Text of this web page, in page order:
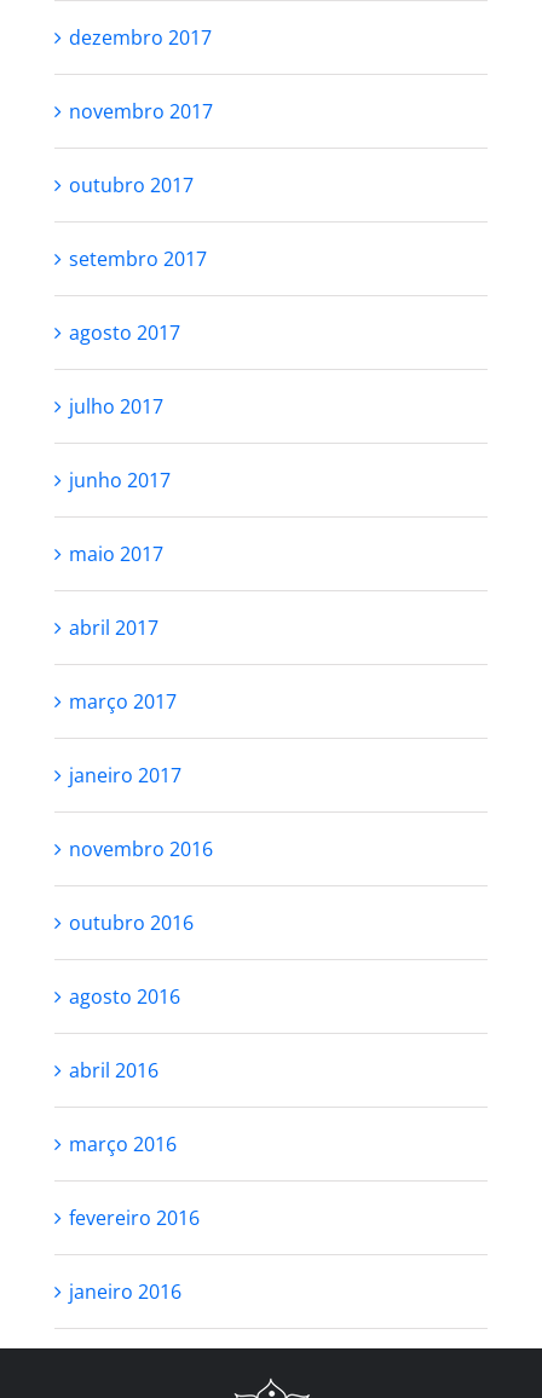
dezembro 2017
novembro 2017
outubro 2017
setembro 2017
agosto 2017
julho 2017
junho 2017
maio 2017
abril 2017
março 2017
janeiro 2017
novembro 2016
outubro 2016
agosto 2016
abril 2016
março 2016
fevereiro 2016
janeiro 2016